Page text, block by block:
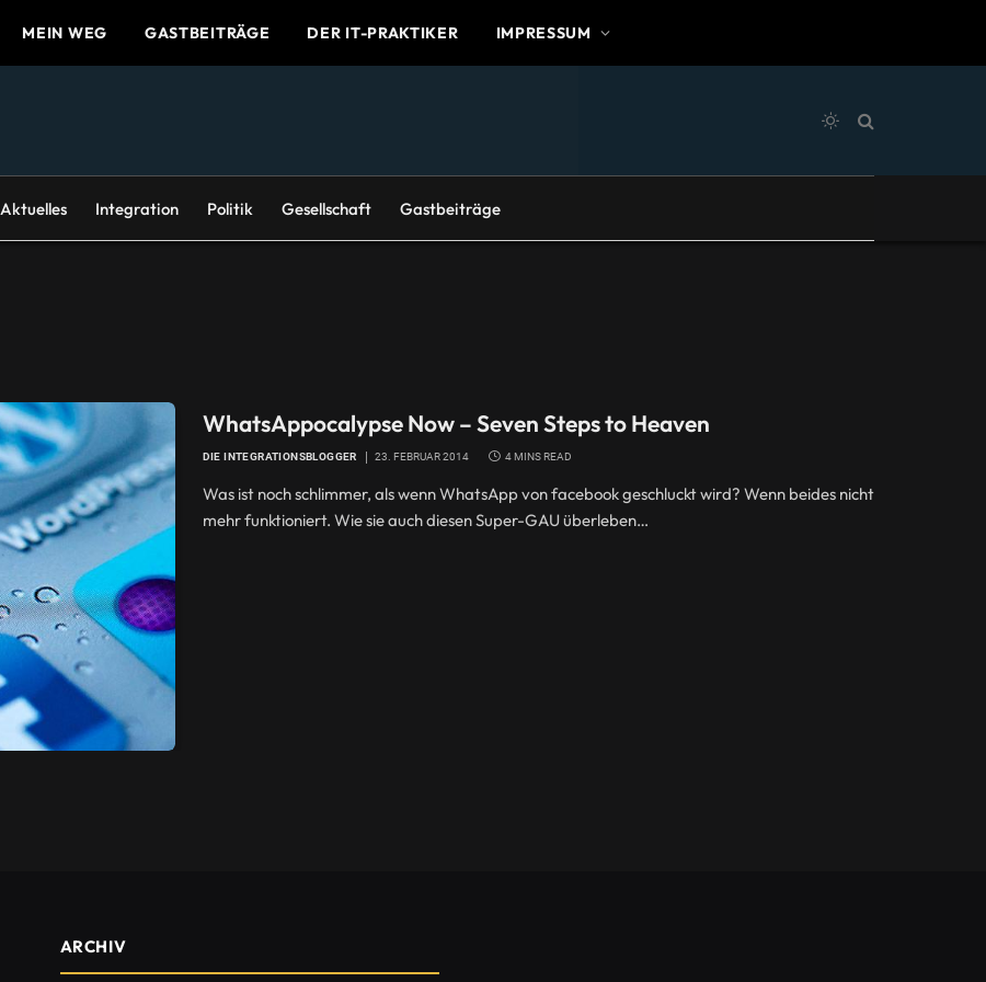
MEIN WEG GASTBEITRÄGE DER IT-PRAKTIKER IMPRESSUM
Aktuelles Integration Politik Gesellschaft Gastbeiträge
WhatsAppocalypse Now – Seven Steps to Heaven
DIE INTEGRATIONSBLOGGER 23. FEBRUAR 2014 4 MINS READ
Was ist noch schlimmer, als wenn WhatsApp von facebook geschluckt wird? Wenn beides nicht
mehr funktioniert. Wie sie auch diesen Super-GAU überleben…
ARCHIV